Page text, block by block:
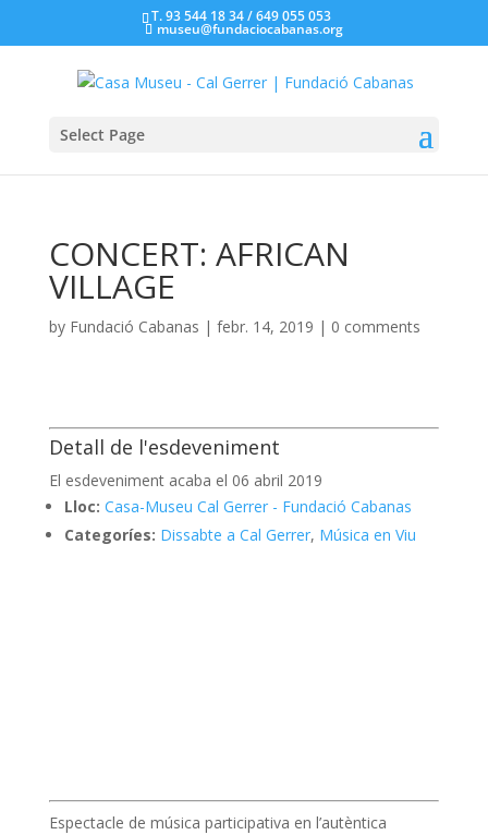
T. 93 544 18 34 / 649 055 053
museu@fundaciocabanas.org
Select Page
CONCERT: AFRICAN
VILLAGE
by Fundació Cabanas | febr. 14, 2019 | 0 comments
Detall de l'esdeveniment
El esdeveniment acaba el 06 abril 2019
Lloc: Casa-Museu Cal Gerrer - Fundació Cabanas
Categoríes: Dissabte a Cal Gerrer, Música en Viu
Espectacle de música participativa en l’autèntica